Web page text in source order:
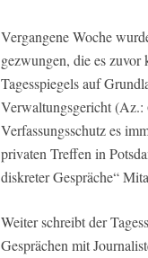
Vergangene Woche
gezwungen, die es
Tagesspiegels auf
Verwaltungsgericht (Az.:
Verfassungsschutz es
privaten Treffen in
diskreter Gespräche“
Weiter schreibt der
Gesprächen mit